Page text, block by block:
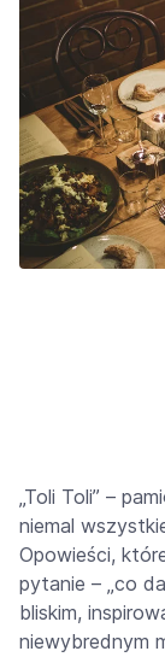
„Toli Toli” –
niemal
Opowieści,
pytanie – „co
bliskim,
niewybrednym